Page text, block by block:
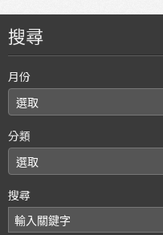
搜尋
月份
分類
搜尋